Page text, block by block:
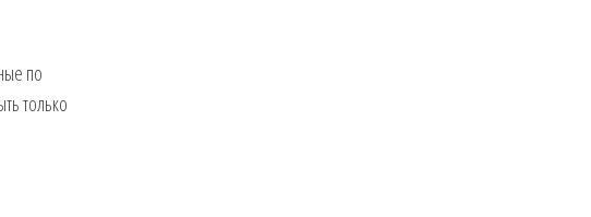
по
только